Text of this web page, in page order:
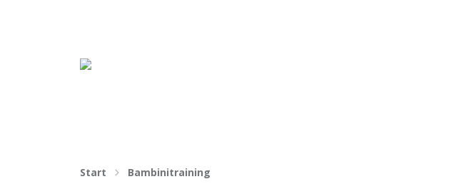
Häng nicht rum. Mach was draus!
Start Bambinitraining